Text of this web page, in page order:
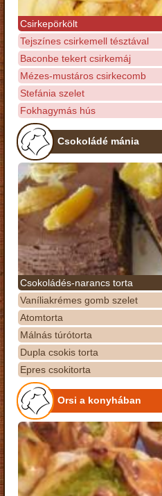
Csirkepörkölt
Tejszínes csirkemell tésztával
Baconbe tekert csirkemáj
Mézes-mustáros csirkecomb
Stefánia szelet
Fokhagymás hús
Csokoládé mánia
Csokoládés-narancs torta
Vaníliakrémes gomb szelet
Atomtorta
Málnás túrótorta
Dupla csokis torta
Epres csokitorta
Orsi a konyhában